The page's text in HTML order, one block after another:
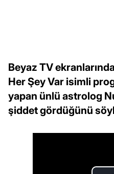
Beyaz TV
Her Şey Var isimli
yapan ünlü astrolog
şiddet gördüğünü